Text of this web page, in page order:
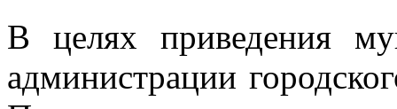
В целях приведения
администрации